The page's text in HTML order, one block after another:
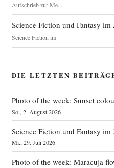
Aufschrieb zur Me...
Science Fiction und Fantasy
Science Fiction im
DIE LETZTEN
Photo of the week: Sunset
So., 2. August 2026
Science Fiction und Fantasy
Mi., 29. Juli 2026
Photo of the week: Maracuja